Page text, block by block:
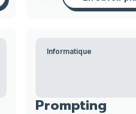
Informatique
Prompting